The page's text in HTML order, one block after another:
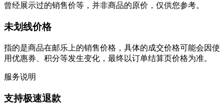
曾经展示过的销售价等，并非商品的原价，仅供您参考。
未划线价格
指的是商品在邮乐上的销售价格，具体的成交价格可能会因使
用优惠券、积分等发生变化，最终以订单结算页价格为准。
服务说明
支持极速退款